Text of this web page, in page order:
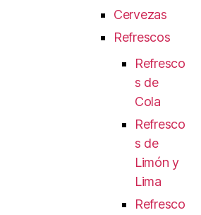
Cervezas
Refrescos
Refresco
s de
Cola
Refresco
s de
Limón y
Lima
Refresco